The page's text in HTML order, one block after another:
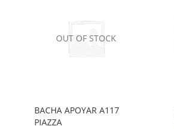
OUT OF STOCK
BACHA APOYAR A117
PIAZZA